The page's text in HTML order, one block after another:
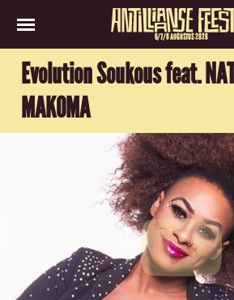
6/7/8 AUGUSTUS 2026
Evolution Soukous feat.
MAKOMA